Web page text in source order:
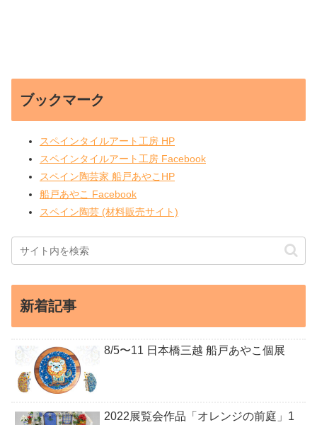
ブックマーク
スペインタイルアート工房 HP
スペインタイルアート工房 Facebook
スペイン陶芸家 船戸あやこHP
船戸あやこ Facebook
スペイン陶芸 (材料販売サイト)
新着記事
8/5〜11 日本橋三越 船戸あやこ個展
2022展覧会作品「オレンジの前庭」1